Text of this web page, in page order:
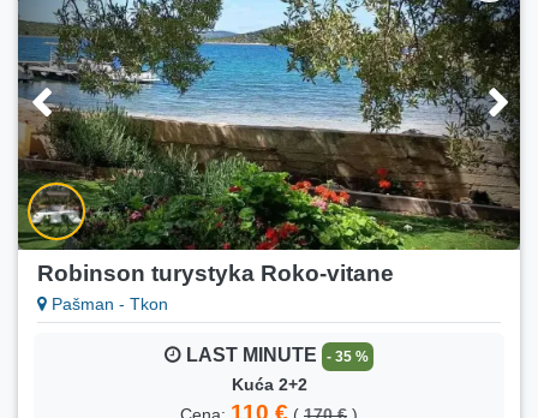
Robinson turystyka Roko-vitane
Pašman - Tkon
LAST MINUTE - 35 %
Kuća 2+2